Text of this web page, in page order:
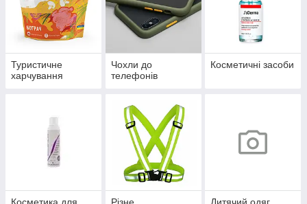
Туристичне
харчування
Чохли до
телефонів
Косметичні засоби